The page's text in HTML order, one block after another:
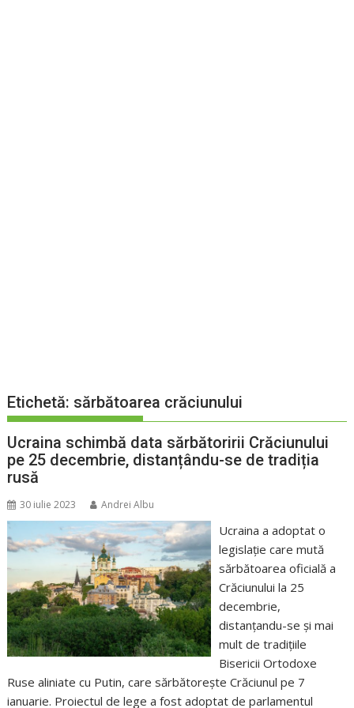
Etichetă: sărbătoarea crăciunului
Ucraina schimbă data sărbătoririi Crăciunului
pe 25 decembrie, distanțându-se de tradiția
rusă
30 iulie 2023 Andrei Albu
Ucraina a adoptat o
legislație care mută
sărbătoarea oficială a
Crăciunului la 25
decembrie,
distanțandu-se și mai
mult de tradițiile
Bisericii Ortodoxe
Ruse aliniate cu Putin, care sărbătorește Crăciunul pe 7
ianuarie. Proiectul de lege a fost adoptat de parlamentul